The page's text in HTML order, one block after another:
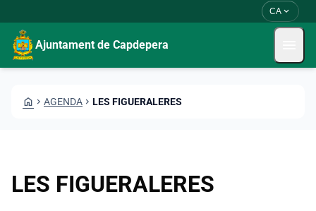
CA expand_more
Ajuntament de Capdepera
HOME CHEVRON_RIGHT AGENDA CHEVRON_RIGHT LES FIGUERALERES
LES FIGUERALERES